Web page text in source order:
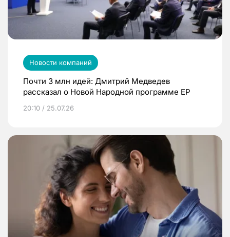
Новости компаний
Почти 3 млн идей: Дмитрий Медведев
рассказал о Новой Народной программе ЕР
20:10 / 25.07.26